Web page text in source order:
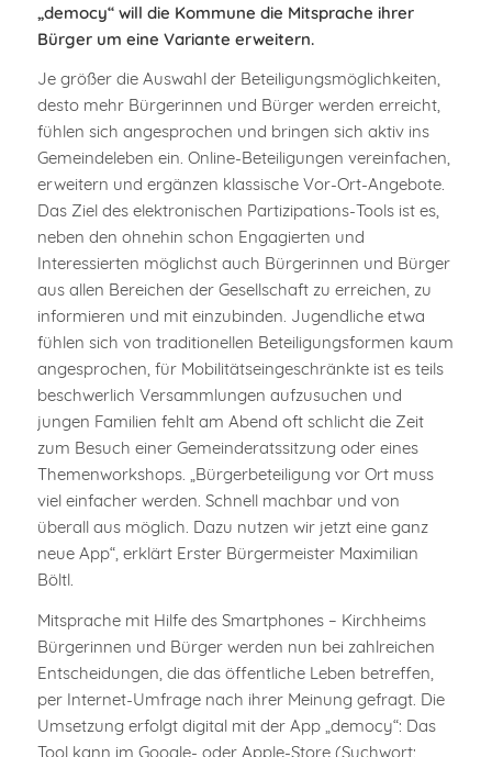
„democy“ will die Kommune die Mitsprache ihrer
Bürger um eine Variante erweitern.
Je größer die Auswahl der Beteiligungsmöglichkeiten,
desto mehr Bürgerinnen und Bürger werden erreicht,
fühlen sich angesprochen und bringen sich aktiv ins
Gemeindeleben ein. Online-Beteiligungen vereinfachen,
erweitern und ergänzen klassische Vor-Ort-Angebote.
Das Ziel des elektronischen Partizipations-Tools ist es,
neben den ohnehin schon Engagierten und
Interessierten möglichst auch Bürgerinnen und Bürger
aus allen Bereichen der Gesellschaft zu erreichen, zu
informieren und mit einzubinden. Jugendliche etwa
fühlen sich von traditionellen Beteiligungsformen kaum
angesprochen, für Mobilitätseingeschränkte ist es teils
beschwerlich Versammlungen aufzusuchen und
jungen Familien fehlt am Abend oft schlicht die Zeit
zum Besuch einer Gemeinderatssitzung oder eines
Themenworkshops. „Bürgerbeteiligung vor Ort muss
viel einfacher werden. Schnell machbar und von
überall aus möglich. Dazu nutzen wir jetzt eine ganz
neue App“, erklärt Erster Bürgermeister Maximilian
Böltl.
Mitsprache mit Hilfe des Smartphones – Kirchheims
Bürgerinnen und Bürger werden nun bei zahlreichen
Entscheidungen, die das öffentliche Leben betreffen,
per Internet-Umfrage nach ihrer Meinung gefragt. Die
Umsetzung erfolgt digital mit der App „democy“: Das
Tool kann im Google- oder Apple-Store (Suchwort: